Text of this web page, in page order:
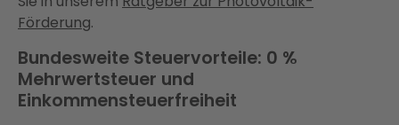
Förderung.
Bundesweite Steuervorteile: 0 %
Mehrwertsteuer und
Einkommensteuerfreiheit